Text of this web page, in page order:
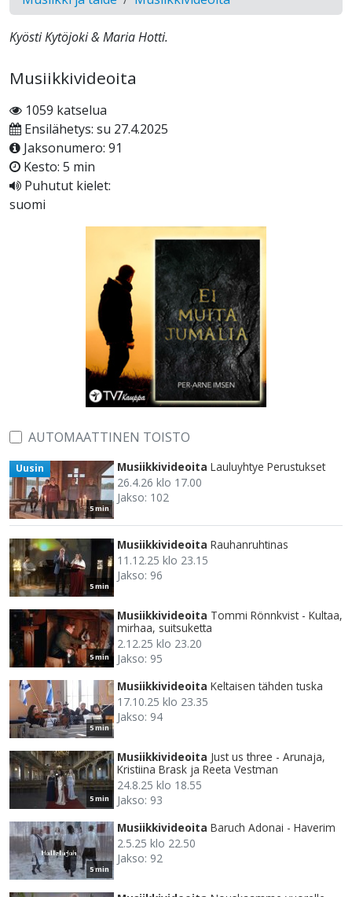
Kyösti Kytöjoki & Maria Hotti.
Musiikkivideoita
1059 katselua
Ensilähetys: su 27.4.2025
Jaksonumero: 91
Kesto: 5 min
Puhutut kielet:
suomi
AUTOMAATTINEN TOISTO
5 min
Uusin Musiikkivideoita Lauluyhtye Perustukset
26.4.26 klo 17.00
Jakso: 102
5 min
Musiikkivideoita Rauhanruhtinas
11.12.25 klo 23.15
Jakso: 96
5 min
Musiikkivideoita Tommi Rönnkvist - Kultaa,
mirhaa, suitsuketta
2.12.25 klo 23.20
Jakso: 95
5 min
Musiikkivideoita Keltaisen tähden tuska
17.10.25 klo 23.35
Jakso: 94
5 min
Musiikkivideoita Just us three - Arunaja,
Kristiina Brask ja Reeta Vestman
24.8.25 klo 18.55
Jakso: 93
5 min
Musiikkivideoita Baruch Adonai - Haverim
2.5.25 klo 22.50
Jakso: 92